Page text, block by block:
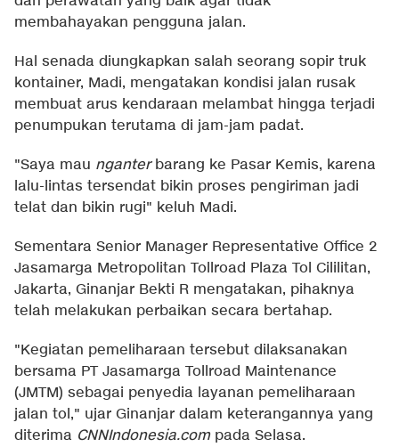
membahayakan pengguna jalan.
Hal senada diungkapkan salah seorang sopir truk
kontainer, Madi, mengatakan kondisi jalan rusak
membuat arus kendaraan melambat hingga terjadi
penumpukan terutama di jam-jam padat.
"Saya mau nganterbarang ke Pasar Kemis, karena
lalu-lintas tersendat bikin proses pengiriman jadi
telat dan bikin rugi" keluh Madi.
Sementara Senior Manager Representative Office 2
Jasamarga Metropolitan Tollroad Plaza Tol Cililitan,
Jakarta, Ginanjar Bekti R mengatakan, pihaknya
telah melakukan perbaikan secara bertahap.
"Kegiatan pemeliharaan tersebut dilaksanakan
bersama PT Jasamarga Tollroad Maintenance
(JMTM) sebagai penyedia layanan pemeliharaan
jalan tol," ujar Ginanjar dalam keterangannya yang
diterima CNNIndonesia.compada Selasa.